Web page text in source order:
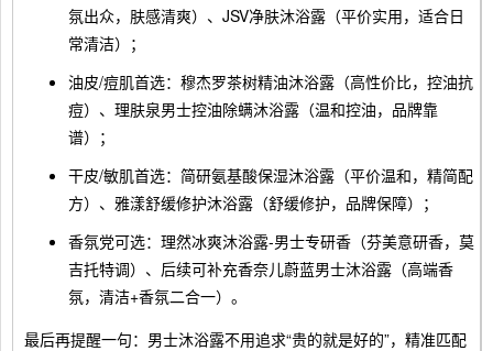
氛出众，肤感清爽）、JSV净肤沐浴露（平价实用，适合日
常清洁）；
油皮/痘肌首选：穆杰罗茶树精油沐浴露（高性价比，控油抗
痘）、理肤泉男士控油除螨沐浴露（温和控油，品牌靠
谱）；
干皮/敏肌首选：简研氨基酸保湿沐浴露（平价温和，精简配
方）、雅漾舒缓修护沐浴露（舒缓修护，品牌保障）；
香氛党可选：理然冰爽沐浴露-男士专研香（芬美意研香，莫
吉托特调）、后续可补充香奈儿蔚蓝男士沐浴露（高端香
氛，清洁+香氛二合一）。
最后再提醒一句：男士沐浴露不用追求“贵的就是好的”，精准匹配